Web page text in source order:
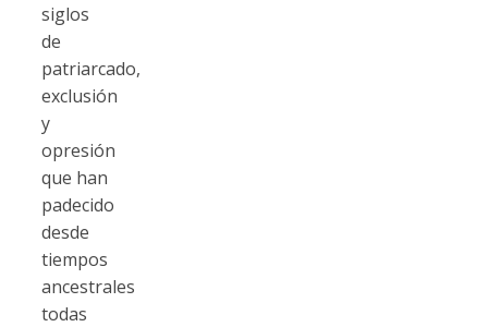
siglos
de
patriarcado,
exclusión
y
opresión
que han
padecido
desde
tiempos
ancestrales
todas